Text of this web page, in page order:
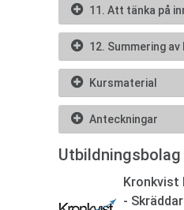
11. Att tänka på
12. Summering av
Kursmaterial
Anteckningar
Utbildningsbolag
Kronkvist
-